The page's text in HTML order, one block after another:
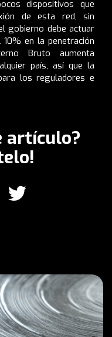
dispositivos que
de esta red, sin
gobierno debe actuar
en la penetración
Bruto aumenta
país, así que la
los reguladores e
artículo?